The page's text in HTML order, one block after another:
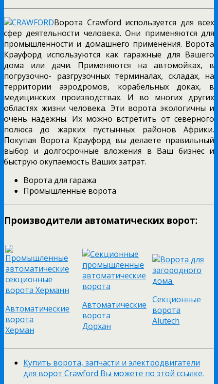
Ворота Crawford используется для всех
сфер деятельности человека. Они применяются для
промышленности и домашнего применения. Ворота
Крауфорд используются как гаражные для Вашего
дома или дачи. Применяются на автомойках, в
погрузочно- разгрузочных терминалах, складах, на
территории аэродромов, корабельных доках, в
медицинских производствах. И во многих других
областях жизни человека. Эти ворота экологичны и
очень надежны. Их можно встретить от северного
полюса до жарких пустынных районов Африки.
Покупая Ворота Крауфорд вы делаете правильный
выбор и долгосрочные вложения в Ваш бизнес и
быструю окупаемость Ваших затрат.
Ворота для гаража
Промышленные ворота
Производители автоматических ворот:
Автоматические
ворота
Херман
Автоматические
ворота
Дорхан
Секционные
ворота
Alutech
Купить ворота, запчасти и электродвигатели
для ворот Crawford Вы можете по этой ссылке.